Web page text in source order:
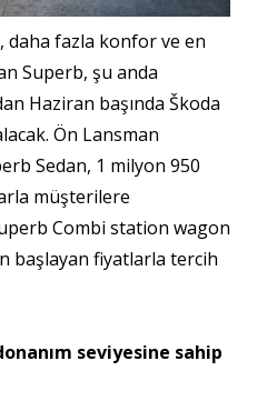
daha fazla konfor ve en
Superb, şu anda
Haziran başında Škoda
Ön Lansman
Sedan, 1 milyon 950
müşterilere
Combi station wagon
başlayan fiyatlarla tercih
seviyesine sahip